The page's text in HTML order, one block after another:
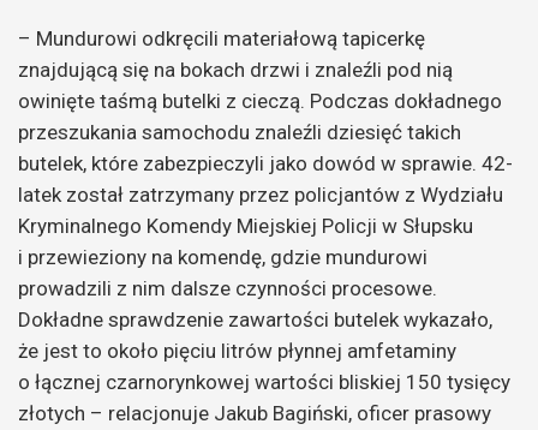
– Mundurowi odkręcili materiałową tapicerkę
znajdującą się na bokach drzwi i znaleźli pod nią
owinięte taśmą butelki z cieczą. Podczas dokładnego
przeszukania samochodu znaleźli dziesięć takich
butelek, które zabezpieczyli jako dowód w sprawie. 42-
latek został zatrzymany przez policjantów z Wydziału
Kryminalnego Komendy Miejskiej Policji w Słupsku
i przewieziony na komendę, gdzie mundurowi
prowadzili z nim dalsze czynności procesowe.
Dokładne sprawdzenie zawartości butelek wykazało,
że jest to około pięciu litrów płynnej amfetaminy
o łącznej czarnorynkowej wartości bliskiej 150 tysięcy
złotych – relacjonuje Jakub Bagiński, oficer prasowy